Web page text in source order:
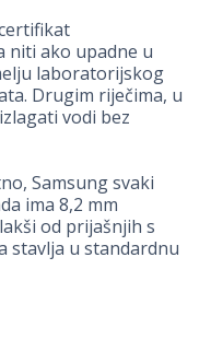
niti ako upadne u
laboratorijskog
Drugim riječima, u
vodi bez
Samsung svaki
ima 8,2 mm
od prijašnjih s
stavlja u standardnu